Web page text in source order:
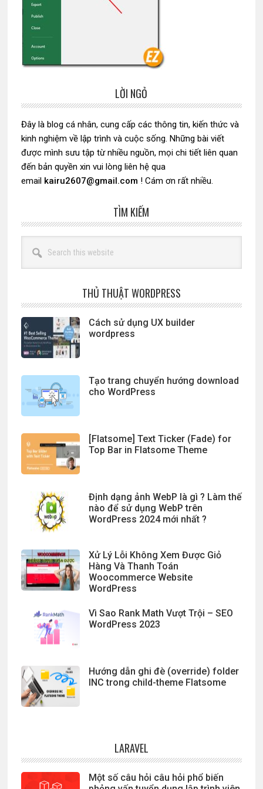
chính
LỜI NGỎ
Đây là blog cá nhân, cung cấp các thông tin, kiến thức và
kinh nghiệm về lập trình và cuộc sống. Những bài viết
được mình sưu tập từ nhiều nguồn, mọi chi tiết liên quan
đến bản quyền xin vui lòng liên hệ qua
email kairu2607@gmail.com ! Cám ơn rất nhiều.
TÌM KIẾM
this
website
THỦ THUẬT WORDPRESS
Cách sử dụng UX builder
wordpress
Tạo trang chuyển hướng download
cho WordPress
[Flatsome] Text Ticker (Fade) for
Top Bar in Flatsome Theme
Định dạng ảnh WebP là gì ? Làm thế
nào để sử dụng WebP trên
WordPress 2024 mới nhất ?
Xử Lý Lỗi Không Xem Được Giỏ
Hàng Và Thanh Toán
Woocommerce Website
WordPress
Vì Sao Rank Math Vượt Trội – SEO
WordPress 2023
Hướng dẫn ghi đè (override) folder
INC trong child-theme Flatsome
LARAVEL
Một số câu hỏi câu hỏi phổ biến